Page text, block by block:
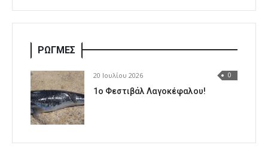
ΡΩΓΜΕΣ
20 Ιουλίου 2026 0
1o Φεστιβάλ Λαγοκέφαλου!